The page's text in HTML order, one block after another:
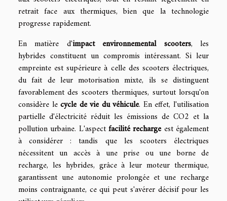
retrait face aux thermiques, bien que la technologie
progresse rapidement.
En matière d'impact environnemental scooters, les
hybrides constituent un compromis intéressant. Si leur
empreinte est supérieure à celle des scooters électriques,
du fait de leur motorisation mixte, ils se distinguent
favorablement des scooters thermiques, surtout lorsqu'on
considère lecycle de vie du véhicule. En effet, l'utilisation
partielle d'électricité réduit les émissions de CO2 et la
pollution urbaine. L'aspectfacilité rechargeest également
à considérer : tandis que les scooters électriques
nécessitent un accès à une prise ou une borne de
recharge, les hybrides, grâce à leur moteur thermique,
garantissent une autonomie prolongée et une recharge
moins contraignante, ce qui peut s'avérer décisif pour les